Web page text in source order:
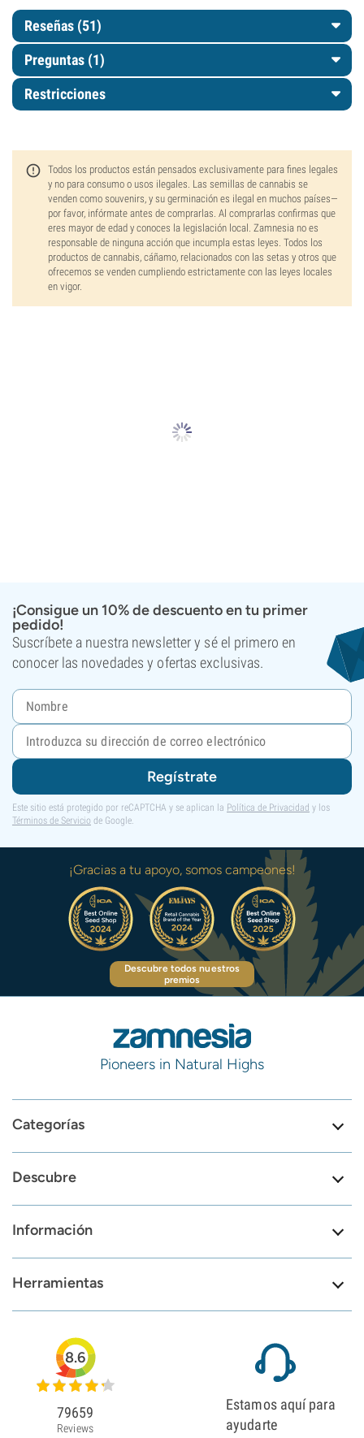
Reseñas (51)
Preguntas (1)
Restricciones
Todos los productos están pensados exclusivamente para fines legales
y no para consumo o usos ilegales. Las semillas de cannabis se
venden como souvenirs, y su germinación es ilegal en muchos países—
por favor, infórmate antes de comprarlas. Al comprarlas confirmas que
eres mayor de edad y conoces la legislación local. Zamnesia no es
responsable de ninguna acción que incumpla estas leyes. Todos los
productos de cannabis, cáñamo, relacionados con las setas y otros que
ofrecemos se venden cumpliendo estrictamente con las leyes locales
en vigor.
¡Consigue un 10% de descuento en tu primer
pedido!
Suscríbete a nuestra newsletter y sé el primero en
conocer las novedades y ofertas exclusivas.
Regístrate
Este sitio está protegido por reCAPTCHA y se aplican la Política de Privacidad y los
Términos de Servicio de Google.
¡Gracias a tu apoyo, somos campeones!
Descubre todos nuestros
premios
Pioneers in Natural Highs
Categorías
Descubre
Información
Herramientas
8.6
79659
Reviews
Estamos aquí para
ayudarte